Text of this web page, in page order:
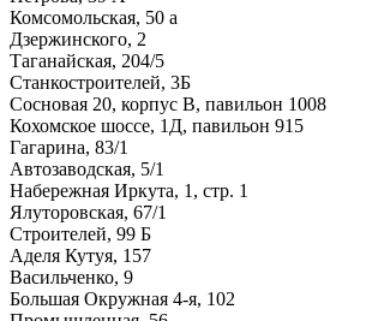
Комсомольская, 50 а
Дзержинского, 2
Таганайская, 204/5
Станкостроителей, 3Б
Сосновая 20, корпус В, павильон 1008
Кохомское шоссе, 1Д, павильон 915
Гагарина, 83/1
Автозаводская, 5/1
Набережная Иркута, 1, стр. 1
Ялуторовская, 67/1
Строителей, 99 Б
Аделя Кутуя, 157
Васильченко, 9
Большая Окружная 4-я, 102